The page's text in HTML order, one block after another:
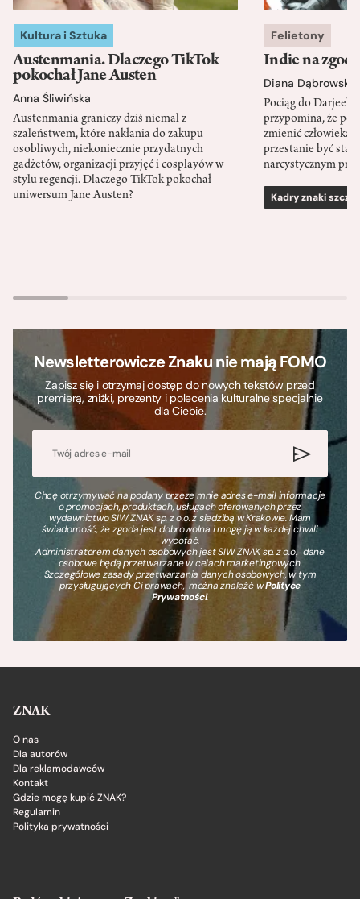
Kultura i Sztuka
Austenmania. Dlaczego TikTok
pokochał Jane Austen
Anna Śliwińska
Austenmania graniczy dziś niemal z
szaleństwem, które nakłania do zakupu
osobliwych, niekoniecznie przydatnych
gadżetów, organizacji przyjęć i cosplayów w
stylu regencji. Dlaczego TikTok pokochał
uniwersum Jane Austen?
Felietony
Indie na
Diana Dąbrowska
Pociąg do
przypomina, że
zmienić człowieka
przestanie być
narcystycznym
Kadry znaki
Newsletterowicze Znaku nie mają FOMO
Zapisz się i otrzymaj dostęp do nowych tekstów przed
premierą, zniżki, prezenty i polecenia kulturalne specjalnie
dla Ciebie.
Chcę otrzymywać na podany przeze mnie adres e-mail informacje
o promocjach, produktach, usługach oferowanych przez
wydawnictwo SIW ZNAK sp. z o.o. z siedzibą w Krakowie. Mam
świadomość, że zgoda jest dobrowolna i mogę ją w każdej chwili
wycofać.
Administratorem danych osobowych jest SIW ZNAK sp. z o.o., dane
osobowe będą przetwarzane w celach marketingowych.
Szczegółowe zasady przetwarzania danych osobowych, w tym
przysługujących Ci prawach, można znaleźć wPolityce
Prywatności.
ZNAK
O nas
Dla autorów
Dla reklamodawców
Kontakt
Gdzie mogę kupić ZNAK?
Regulamin
Polityka prywatności